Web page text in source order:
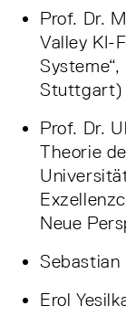
Prof. Dr.
Valley KI-
Stuttgart)
Prof. Dr.
Theorie
Neue
Sebastian
Erol